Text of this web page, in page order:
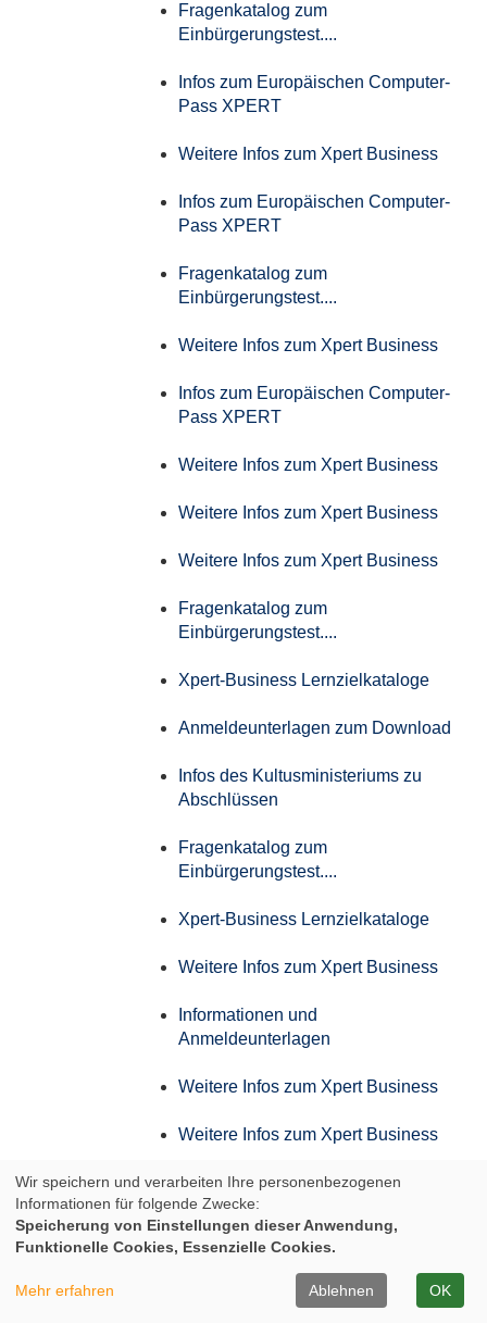
Fragenkatalog zum
Einbürgerungstest....
Infos zum Europäischen Computer-
Pass XPERT
Weitere Infos zum Xpert Business
Infos zum Europäischen Computer-
Pass XPERT
Fragenkatalog zum
Einbürgerungstest....
Weitere Infos zum Xpert Business
Infos zum Europäischen Computer-
Pass XPERT
Weitere Infos zum Xpert Business
Weitere Infos zum Xpert Business
Weitere Infos zum Xpert Business
Fragenkatalog zum
Einbürgerungstest....
Xpert-Business Lernzielkataloge
Anmeldeunterlagen zum Download
Infos des Kultusministeriums zu
Abschlüssen
Fragenkatalog zum
Einbürgerungstest....
Xpert-Business Lernzielkataloge
Weitere Infos zum Xpert Business
Informationen und
Anmeldeunterlagen
Weitere Infos zum Xpert Business
Weitere Infos zum Xpert Business
Weitere Infos zum Xpert Business
Weitere Infos zum Xpert Business
Infos zum Aufstiegs-BAföG
Wir speichern und verarbeiten Ihre personenbezogenen
Informationen für folgende Zwecke:
Speicherung von Einstellungen dieser Anwendung,
Funktionelle Cookies, Essenzielle Cookies.
Mehr erfahren Ablehnen OK